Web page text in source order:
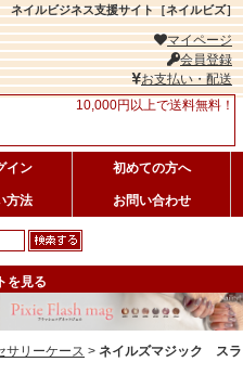
ネイルビジネス支援サイト［ネイルビズ］
マイページ
会員登録
お支払い・配送
10,000円以上で送料無料！
イン 初めての方へ
方法 お問い合わせ
を見る
サリーケース > ネイルズマジック スラ